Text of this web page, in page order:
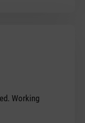
Working